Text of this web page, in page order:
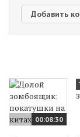
00:08:30